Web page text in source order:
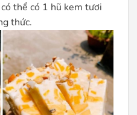
thể có 1 hũ kem tươi
thức.